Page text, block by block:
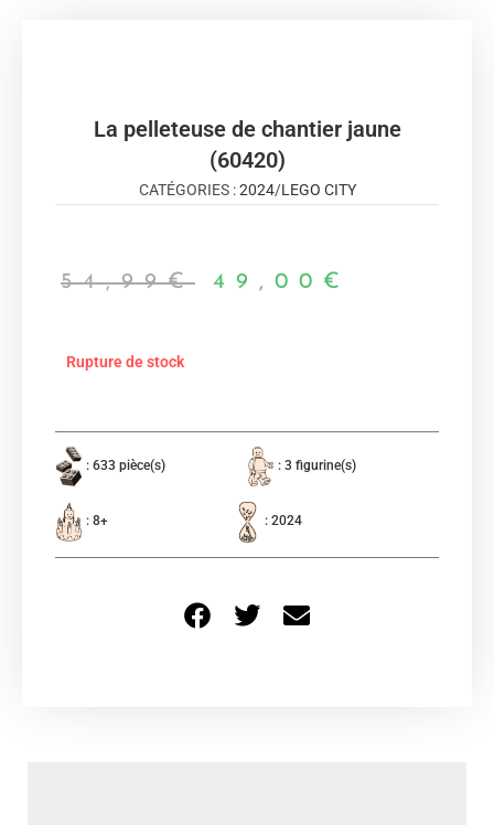
La pelleteuse de chantier jaune
(60420)
CATÉGORIES :2024/LEGO CITY
54,99€ 49,00 €
Rupture de stock
: 633 pièce(s) : 3 figurine(s)
: 8+ : 2024